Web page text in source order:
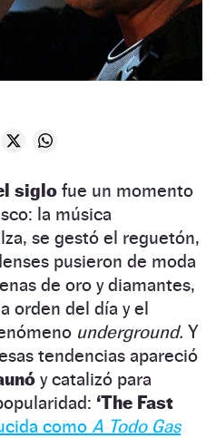
siglo fue un momento
la música
se gestó el reguetón,
pusieron de moda
de oro y diamantes,
orden del día y el
underground. Y
tendencias apareció
y catalizó para
‘The Fast
como A Todo Gas